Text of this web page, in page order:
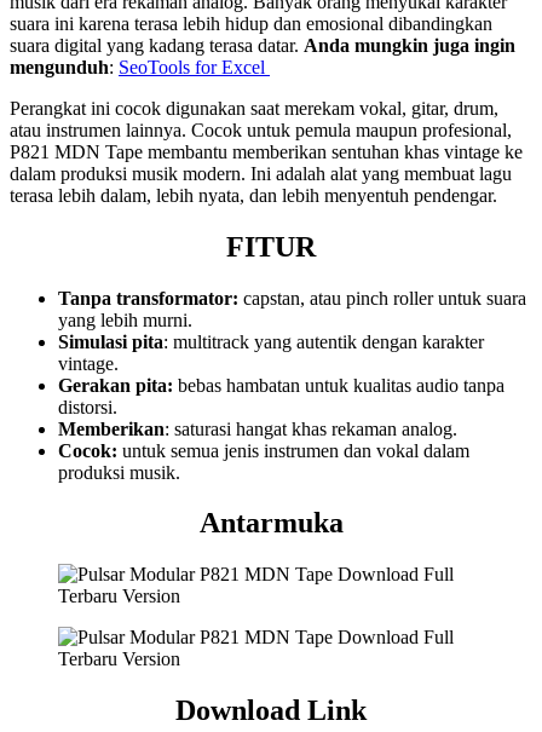
suara ini karena terasa lebih hidup dan emosional dibandingkan
suara digital yang kadang terasa datar. Anda mungkin juga ingin
mengunduh: SeoTools for Excel
Perangkat ini cocok digunakan saat merekam vokal, gitar, drum,
atau instrumen lainnya. Cocok untuk pemula maupun profesional,
P821 MDN Tape membantu memberikan sentuhan khas vintage ke
dalam produksi musik modern. Ini adalah alat yang membuat lagu
terasa lebih dalam, lebih nyata, dan lebih menyentuh pendengar.
FITUR
Tanpa transformator: capstan, atau pinch roller untuk suara
yang lebih murni.
Simulasi pita: multitrack yang autentik dengan karakter
vintage.
Gerakan pita: bebas hambatan untuk kualitas audio tanpa
distorsi.
Memberikan: saturasi hangat khas rekaman analog.
Cocok: untuk semua jenis instrumen dan vokal dalam
produksi musik.
Antarmuka
Download Link